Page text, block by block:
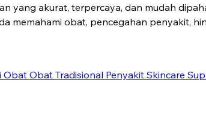
yang akurat, terpercaya, dan mudah
memahami obat, pencegahan penyakit,
Obat Obat Tradisional Penyakit Skincare